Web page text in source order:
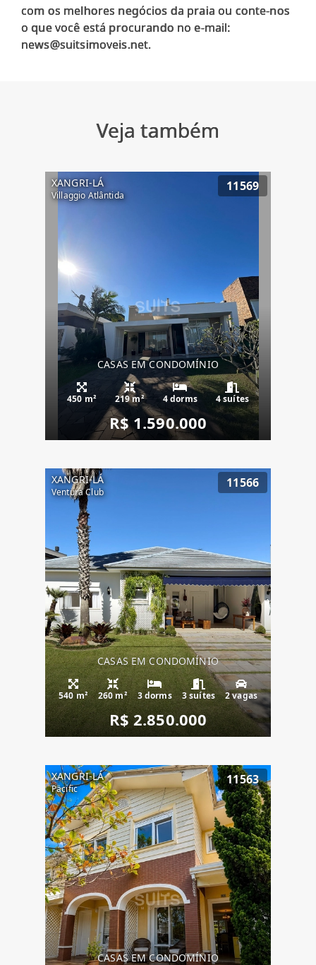
com os melhores negócios da praia ou conte-nos
o que você está procurando no e-mail:
Veja também
XANGRI-LÁ
Villaggio Atlântida
11569
CASAS EM CONDOMÍNIO
450 m² 219 m² 4 dorms 4 suítes
R$ 1.590.000
XANGRI-LÁ
Ventura Club
11566
CASAS EM CONDOMÍNIO
540 m² 260 m² 3 dorms 3 suítes 2 vagas
R$ 2.850.000
XANGRI-LÁ
Pacific
11563
CASAS EM CONDOMÍNIO